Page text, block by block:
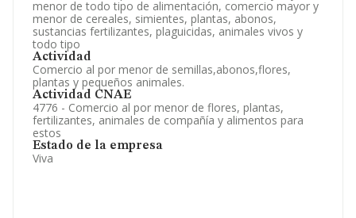
menor de todo tipo de alimentación, comercio mayor y
menor de cereales, simientes, plantas, abonos,
sustancias fertilizantes, plaguicidas, animales vivos y
todo tipo
Actividad
Comercio al por menor de semillas,abonos,flores,
plantas y pequeños animales.
Actividad CNAE
4776 - Comercio al por menor de flores, plantas,
fertilizantes, animales de compañía y alimentos para
estos
Estado de la empresa
Viva